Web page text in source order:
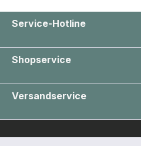
Service-Hotline
Shopservice
Versandservice